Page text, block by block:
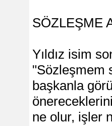
SÖZLEŞME
Yıldız isim
"Sözleşmem
başkanla
ne olur, işler